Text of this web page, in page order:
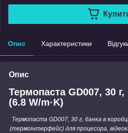
Опис Характеристики
Опис
Термопаста GD007, 30 г,
(6.8 W/m·K)
Термопаста GD007, 30 г, банка в
(термоінтерфейс) для процесора,